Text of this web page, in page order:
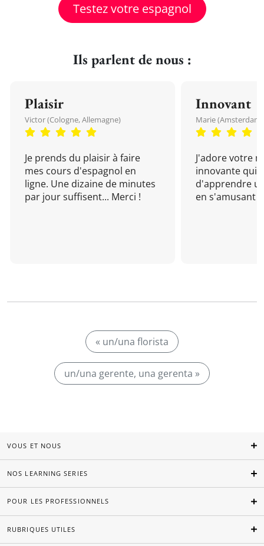
Testez votre espagnol
Ils parlent de nous :
Plaisir
Victor (Cologne, Allemagne)
Je prends du plaisir à faire
mes cours d'espagnol en
ligne. Une dizaine de minutes
par jour suffisent... Merci !
Innovant
Marie (Amsterdam,
J'adore votre
innovante qui
d'apprendre
en s'amusant !
« un/una florista
un/una gerente, una gerenta »
VOUS ET NOUS
NOS LEARNING SERIES
POUR LES PROFESSIONNELS
RUBRIQUES UTILES